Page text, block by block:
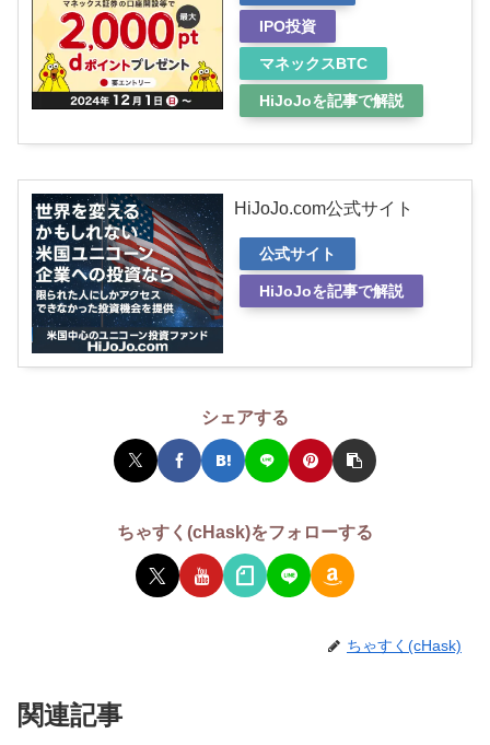
IPO投資
マネックスBTC
HiJoJoを記事で解説
HiJoJo.com公式サイト
公式サイト
HiJoJoを記事で解説
シェアする
ちゃすく(cHask)をフォローする
ちゃすく(cHask)
関連記事